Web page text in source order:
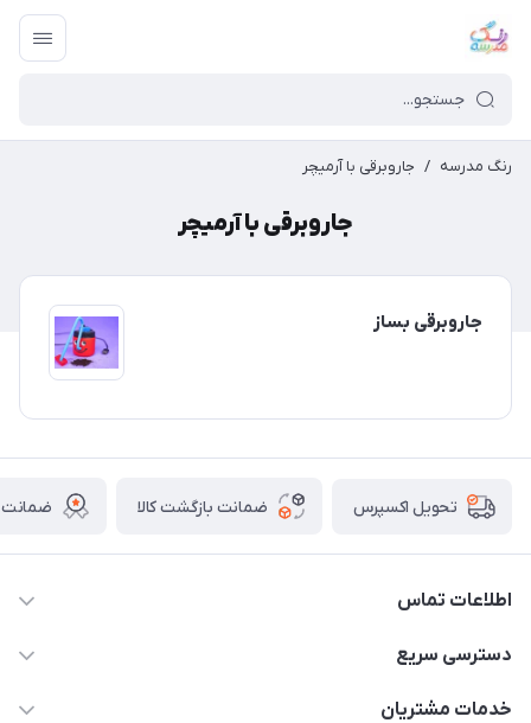
رنگ مدرسه / جاروبرقی با آرمیچر
جاروبرقی با آرمیچر
جاروبرقی بساز
تحویل اکسپرس ضمانت بازگشت کالا ضمانت
اطلاعات تماس
02136781755
دسترسی سریع
پلنر و دفتر
خدمات مشتریان